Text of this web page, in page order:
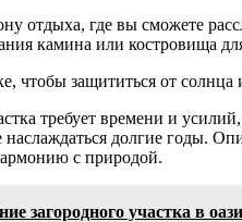
отдыха, где вы сможете
камина или костровища
чтобы защититься от
требует времени и
долгие годы.
с природой.
загородного участка в